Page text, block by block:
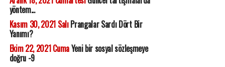
yöntem...
Kasım 30, 2021 SalıPrangalar Sardı Dört Bir
Yanımı?
Ekim 22, 2021 CumaYeni bir sosyal sözleşmeye
doğru -9